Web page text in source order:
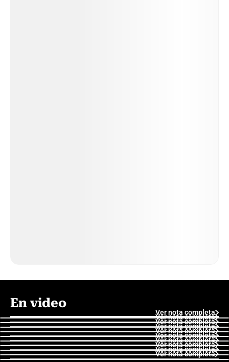
En video
Ver nota completa
Ver nota completa
Ver nota completa
Ver nota completa
Ver nota completa
Ver nota completa
Ver nota completa
Ver nota completa
Ver nota completa
Ver nota completa